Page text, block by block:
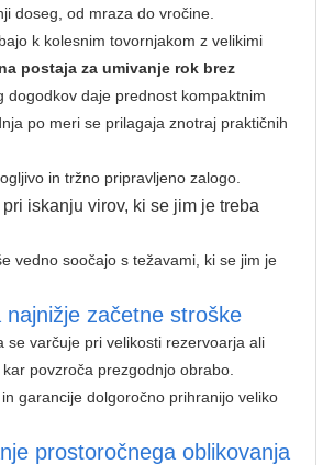
doseg, od mraza do vročine.
k kolesnim tovornjakom z velikimi
postaja za umivanje rok brez
dogodkov daje prednost kompaktnim
po meri se prilagaja znotraj praktičnih
in tržno pripravljeno zalogo.
iskanju virov, ki se jim je treba
vedno soočajo s težavami, ki se jim je
najnižje začetne stroške
se varčuje pri velikosti rezervoarja ali
povzroča prezgodnjo obrabo.
garancije dolgoročno prihranijo veliko
prostoročnega oblikovanja